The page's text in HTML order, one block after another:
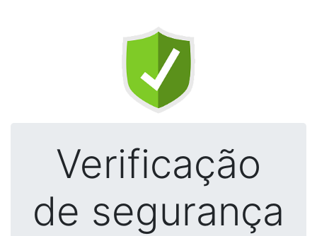
Verificação
de segurança